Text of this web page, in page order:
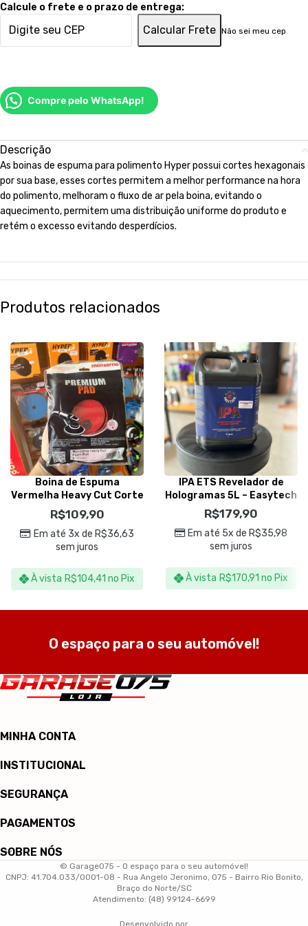
Calcule o frete e o prazo de entrega:
Calcular Frete Não sei meu cep
Compre pelo WhatsApp!
Descrição
As boinas de espuma para polimento Hyper possui cortes hexagonais
por sua base, esses cortes permitem a melhor performance na hora
do polimento, melhoram o fluxo de ar pela boina, evitando o
aquecimento, permitem uma distribuição uniforme do produto e
retém o excesso evitando desperdícios.
Produtos relacionados
Boina de Espuma
Vermelha Heavy Cut Corte
150mm – Menzerna
R$109,90
Em até 3x de R$36,63
sem juros
À vista R$104,41 no Pix
IPA ETS Revelador de
Hologramas 5L – Easytech
R$179,90
Em até 5x de R$35,98
sem juros
À vista R$170,91 no Pix
O espaço para o seu automóvel!
MINHA CONTA
INSTITUCIONAL
SEGURANÇA
PAGAMENTOS
SOBRE NÓS
© Garage075 - O espaço para o seu automóvel!
CNPJ: 41.704.033/0001-08 - Rua Angelo Jeronimo, 075 - Bairro Rio Bonito,
Braço do Norte/SC
Atendimento: (48) 99124-6699
Desenvolvido por